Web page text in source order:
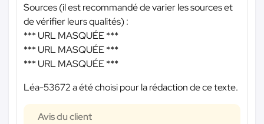
Sources (il est recommandé de varier les sources et
de vérifier leurs qualités) :
*** URL MASQUÉE ***
*** URL MASQUÉE ***
*** URL MASQUÉE ***
Léa-53672 a été choisi pour la rédaction de ce texte.
Avis du client